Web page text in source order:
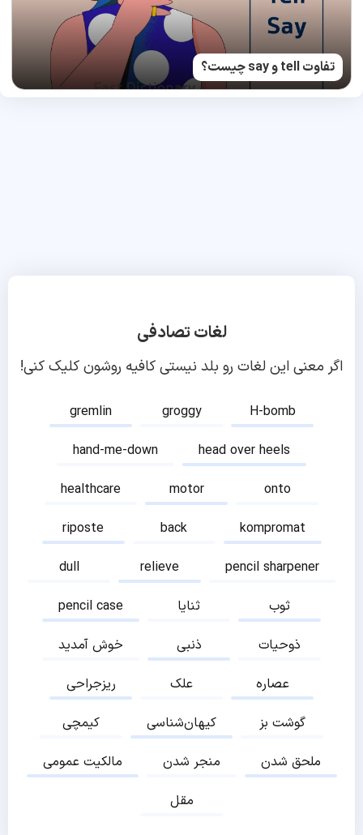
تفاوت tell و say چیست؟
لغات تصادفی
اگر معنی این لغات رو بلد نیستی کافیه روشون کلیک کنی!
gremlin groggy
H-bomb
hand-me-down
head over heels
healthcare
motor
onto
riposte
back
kompromat
dull
relieve
pencil sharpener
pencil case
ثنایا
ثوب
خوش آمدید
ذنبی
ذوحیات
ریزجراحی
علک
عصاره
کیمچی
کیهان‌شناسی
گوشت بز
مالکیت عمومی
منجر شدن
ملحق شدن
مقل